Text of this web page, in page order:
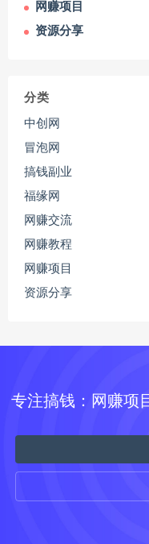
网赚项目
资源分享
分类
中创网
冒泡网
搞钱副业
福缘网
网赚交流
网赚教程
网赚项目
资源分享
专注搞钱：网赚项